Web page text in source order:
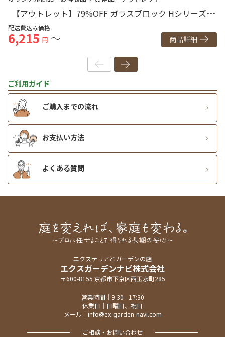
【アウトレット】79%OFF ガラスブロック Hシリーズ ス
ペイン製 190mm角×80mm厚
配送費込み価格
6,215 円 ～ 商品詳細
ご利用ガイド
ご購入までの流れ
お支払い方法
よくある質問
エクステリアとガーデンの店
エクスガーデンナビ株式会社
〒600-8155 京都市下京区西玉水町285
営業時間｜9:30 - 17:30
休業日｜日曜日、祝日
メール｜ info@ex-garden-navi.com
ご相談・お問い合わせ